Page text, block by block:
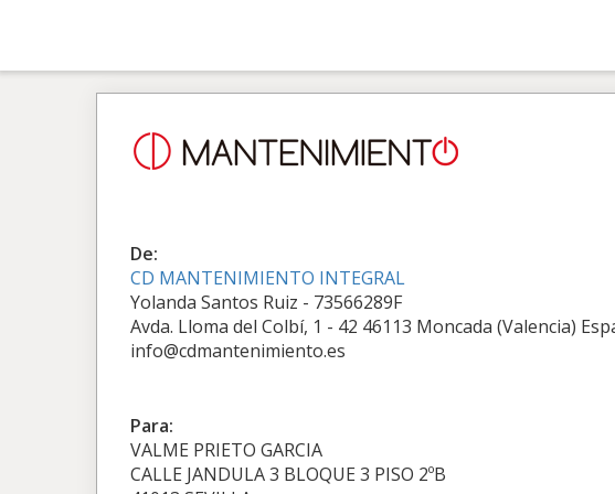
De:
CD MANTENIMIENTO INTEGRAL
Yolanda Santos Ruiz - 73566289F
Avda. Lloma del Colbí, 1 - 42 46113 Moncada (Valencia)
info@cdmantenimiento.es
Para:
VALME PRIETO GARCIA
CALLE JANDULA 3 BLOQUE 3 PISO 2ºB